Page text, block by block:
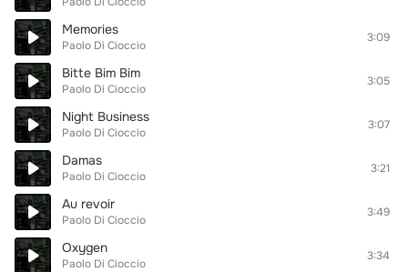
Memories
Paolo Di Cioccio
3:09
Bitte Bim Bim
Paolo Di Cioccio
3:05
Night Business
Paolo Di Cioccio
3:07
Damas
Paolo Di Cioccio
3:21
Au revoir
Paolo Di Cioccio
3:49
Oxygen
Paolo Di Cioccio
3:34